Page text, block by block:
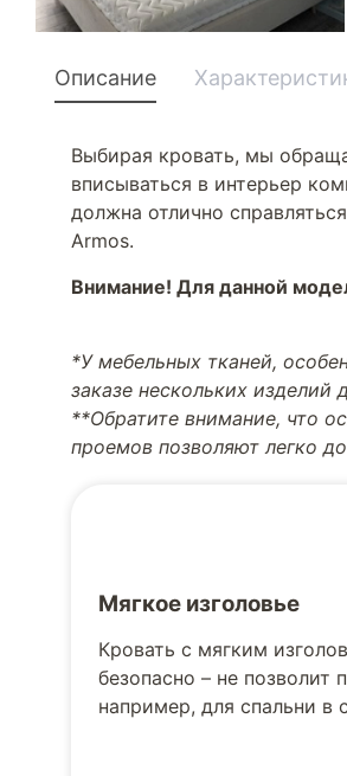
Описание
Выбирая кровать, мы
вписываться в интерьер
должна отлично
Armos.
Внимание! Для данной
*У мебельных тканей,
заказе нескольких изделий
**Обратите внимание, что
проемов позволяют легко
Мягкое изголовье
Кровать с мягким
безопасно – не позволит
например, для спальни в